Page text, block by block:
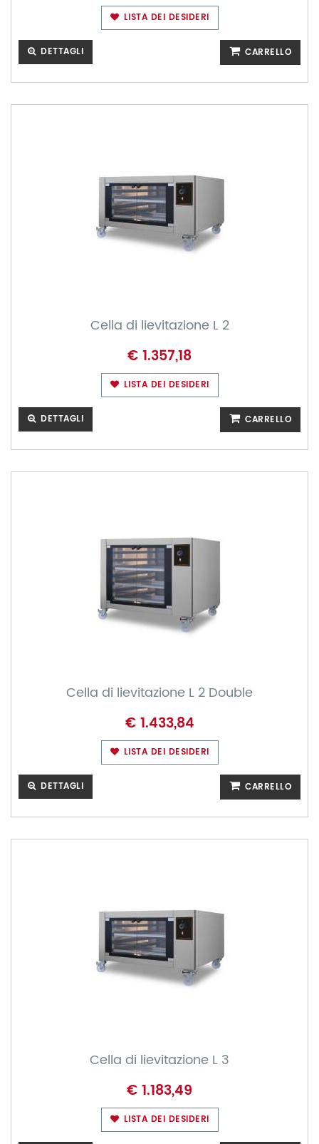
LISTA DEI DESIDERI
DETTAGLI CARRELLO
Cella di lievitazione L 2
€ 1.357,18
LISTA DEI DESIDERI
DETTAGLI CARRELLO
Cella di lievitazione L 2 Double
€ 1.433,84
LISTA DEI DESIDERI
DETTAGLI CARRELLO
Cella di lievitazione L 3
€ 1.183,49
LISTA DEI DESIDERI